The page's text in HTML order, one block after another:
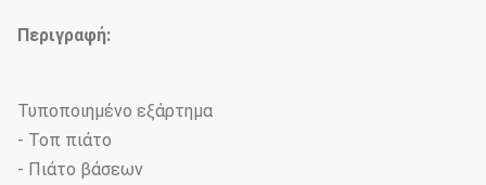
Περιγραφή:
Τυποποιημένο εξάρτημα
- Τοπ πιάτο
- Πιάτο βάσεων